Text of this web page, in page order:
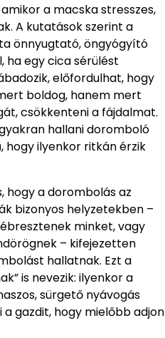
a macska stresszes,
A kutatások szerint a
önnyugtató, öngyógyító
ha egy cica sérülést
előfordulhat, hogy
boldog, hanem mert
csökkenteni a fájdalmat.
hallani doromboló
ilyenkor ritkán érzik
hogy a dorombolás az
bizonyos helyzetekben –
minket, vagy
– kifejezetten
hallatnak. Ezt a
is nevezik: ilyenkor a
sürgető nyávogás
gazdit, hogy mielőbb adjon